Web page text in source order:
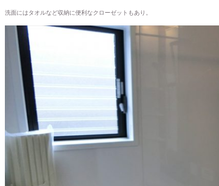
洗面にはタオルなど収納に便利なクローゼットもあり。